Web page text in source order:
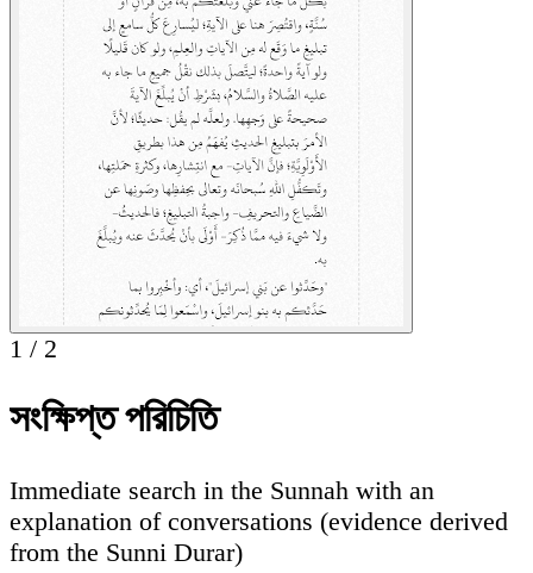
1 / 2
সংক্ষিপ্ত পরিচিতি
Immediate search in the Sunnah with an
explanation of conversations (evidence derived
from the Sunni Durar)